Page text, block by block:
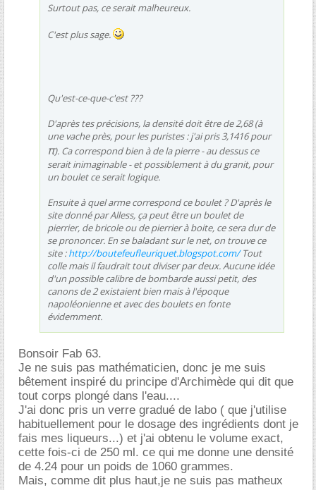
Surtout pas, ce serait malheureux.
C'est plus sage.
Qu'est-ce-que-c'est ???
D'après tes précisions, la densité doit être de 2,68 (à
une vache près, pour les puristes : j'ai pris 3,1416 pour
π). Ca correspond bien à de la pierre - au dessus ce
serait inimaginable - et possiblement à du granit, pour
un boulet ce serait logique.
Ensuite à quel arme correspond ce boulet ? D'après le
site donné par Alless, ça peut être un boulet de
pierrier, de bricole ou de pierrier à boite, ce sera dur de
se prononcer. En se baladant sur le net, on trouve ce
site :http://boutefeufleuriquet.blogspot.com/Tout
colle mais il faudrait tout diviser par deux. Aucune idée
d'un possible calibre de bombarde aussi petit, des
canons de 2 existaient bien mais à l'époque
napoléonienne et avec des boulets en fonte
évidemment.
Bonsoir Fab 63.
Je ne suis pas mathématicien, donc je me suis
bêtement inspiré du principe d'Archimède qui dit que
tout corps plongé dans l'eau....
J'ai donc pris un verre gradué de labo ( que j'utilise
habituellement pour le dosage des ingrédients dont je
fais mes liqueurs...) et j'ai obtenu le volume exact,
cette fois-ci de 250 ml. ce qui me donne une densité
de 4.24 pour un poids de 1060 grammes.
Mais, comme dit plus haut,je ne suis pas matheux